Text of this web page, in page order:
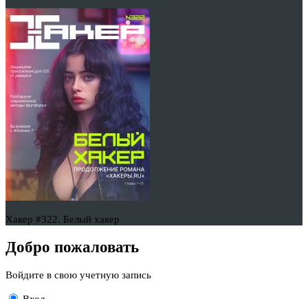
Хакер #322. Белый хакер
Добро пожаловать
Войдите в свою учетную запись